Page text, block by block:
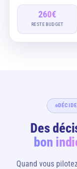
260€
RESTE BUDGET
Des
bon
Quand vous